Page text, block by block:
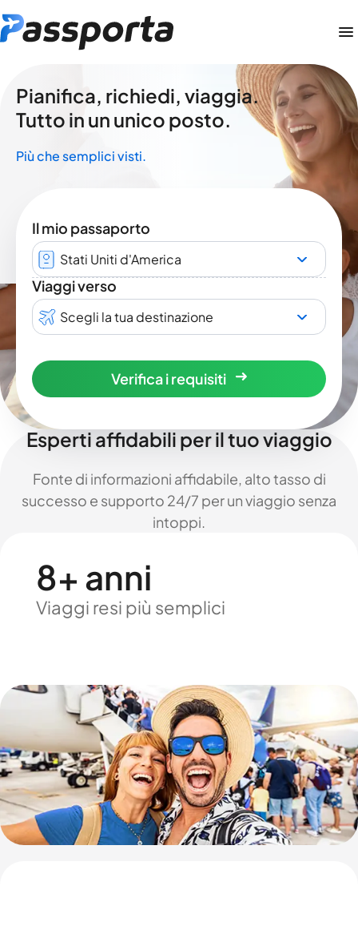
Pianifica, richiedi, viaggia.
Tutto in un unico posto.
Più che semplici visti.
Il mio passaporto
Stati Uniti d'America
Viaggi verso
Scegli la tua destinazione
Verifica i requisiti
Esperti affidabili per il tuo viaggio
Fonte di informazioni affidabile, alto tasso di
successo e supporto 24/7 per un viaggio senza
intoppi.
8+ anni
Viaggi resi più semplici